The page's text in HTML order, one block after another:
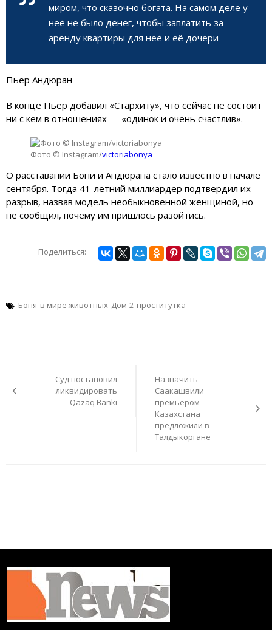
миром, что сказочно богата. На самом деле у
неё не было денег, чтобы заплатить за
аренду квартиры для неё и её дочери
Пьер Андюран
В конце Пьер добавил «Стархиту», что сейчас не состоит
ни с кем в отношениях — «одинок и очень счастлив».
Фото © Instagram/victoriabonya
О расставании Бони и Андюрана стало известно в начале
сентября. Тогда 41-летний миллиардер подтвердил их
разрыв, назвав модель необыкновенной женщиной, но
не сообщил, почему им пришлось разойтись.
Поделиться:
Боня в мире животных Дом-2 проститутка
записям
Суд постановил
ликвидировать
Qazaq Banki
Назначить
Саакашвили
премьером
Казахстана
предложили в
Талдыкоргане